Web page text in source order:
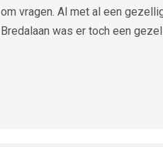
om vragen. Al met al een
Bredalaan was er toch een